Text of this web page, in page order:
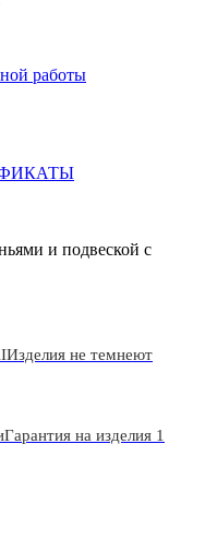
работы
и подвеской с
Изделия не темнеют
Гарантия на изделия 1